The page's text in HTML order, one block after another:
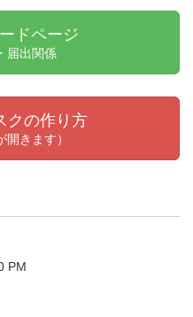
ドページ
届出関係
クの作り方
開きます）
PM